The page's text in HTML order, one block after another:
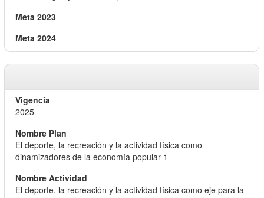
2025
El deporte, la recreación y la actividad física como
dinamizadores de la economía popular 1
El deporte, la recreación y la actividad física como eje para la